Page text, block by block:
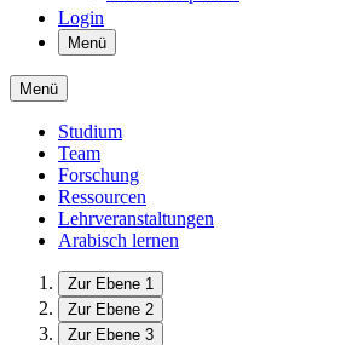
Login
Menü
Menü
Studium
Team
Forschung
Ressourcen
Lehrveranstaltungen
Arabisch lernen
Zur Ebene 1
Zur Ebene 2
Zur Ebene 3